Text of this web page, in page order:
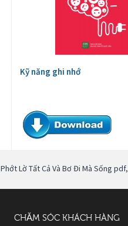
Kỹ năng ghi nhớ
Phớt Lờ Tất Cả Và Bơ Đi Mà Sống pdf,
CHĂM SÓC KHÁCH HÀNG